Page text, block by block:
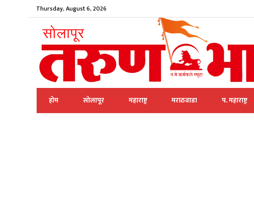
Thursday, August 6, 2026
होम सोलापूर महाराष्ट्र मराठवाडा प. महाराष्ट्र